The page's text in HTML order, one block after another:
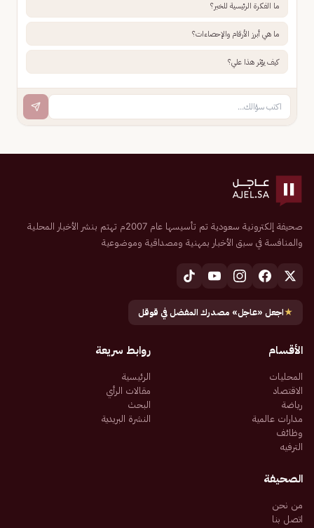
ما الفكرة الرئيسية للخبر؟
ما هي أبرز الأرقام والإحصاءات؟
كيف يؤثر هذا علي؟
صحيفة إلكترونية سعودية تم تأسيسها عام 2007م تهتم بنشر الأخبار المحلية
والمنافسة في سبق الأخبار بمهنية ومصداقية وموضوعية
★اجعل «عاجل» مصدرك المفضل في قوقل
الأقسام
المحليات
الاقتصاد
رياضة
مدارات عالمية
وظائف
الترفيه
روابط سريعة
الرئيسية
مقالات الرأي
البحث
النشرة البريدية
الصحيفة
من نحن
اتصل بنا